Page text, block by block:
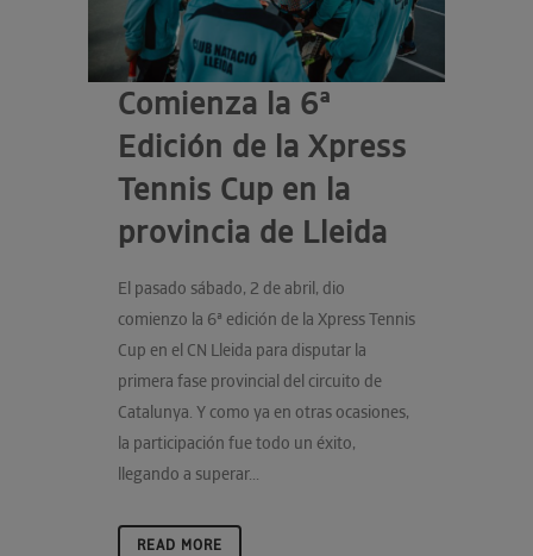
Comienza la 6ª
Edición de la Xpress
Tennis Cup en la
provincia de Lleida
El pasado sábado, 2 de abril, dio
comienzo la 6ª edición de la Xpress Tennis
Cup en el CN Lleida para disputar la
primera fase provincial del circuito de
Catalunya. Y como ya en otras ocasiones,
la participación fue todo un éxito,
llegando a superar...
READ MORE